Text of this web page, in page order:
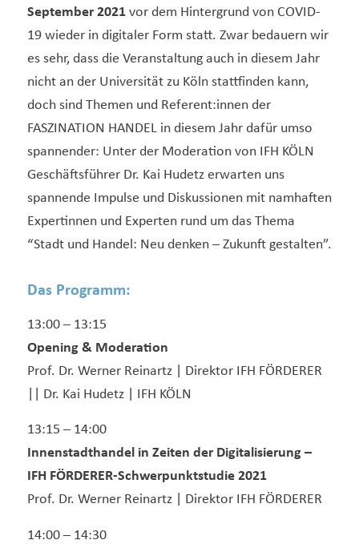
September 2021vor dem Hintergrund von COVID-
19 wieder in digitaler Form statt. Zwar bedauern wir
es sehr, dass die Veranstaltung auch in diesem Jahr
nicht an der Universität zu Köln stattfinden kann,
doch sind Themen und Referent:innen der
FASZINATION HANDEL in diesem Jahr dafür umso
spannender: Unter der Moderation von IFH KÖLN
Geschäftsführer Dr. Kai Hudetz erwarten uns
spannende Impulse und Diskussionen mit namhaften
Expertinnen und Experten rund um das Thema
“Stadt und Handel: Neu denken – Zukunft gestalten”.
Das Programm:
13:00 – 13:15
Opening & Moderation
Prof. Dr. Werner Reinartz | Direktor IFH FÖRDERER
|| Dr. Kai Hudetz | IFH KÖLN
13:15 – 14:00
Innenstadthandel in Zeiten der Digitalisierung –
IFH FÖRDERER-Schwerpunktstudie 2021
Prof. Dr. Werner Reinartz | Direktor IFH FÖRDERER
14:00 – 14:30